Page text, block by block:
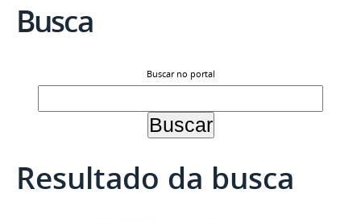
Busca
Buscar no portal
Resultado da busca